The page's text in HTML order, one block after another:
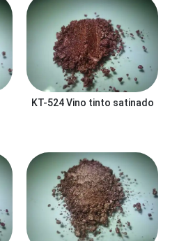
KT-524Vino tinto satinado